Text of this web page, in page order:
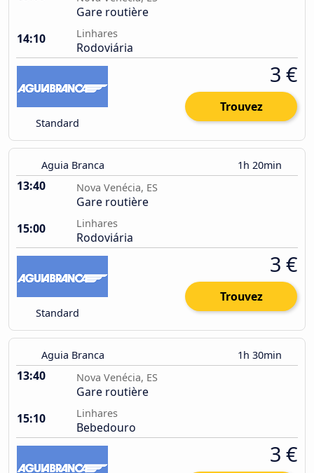
Gare routière
14:10
Linhares
Rodoviária
Standard
3 €
Trouvez
Aguia Branca 1h 20min
13:40 Nova Venécia, ES
Gare routière
15:00
Linhares
Rodoviária
Standard
3 €
Trouvez
Aguia Branca 1h 30min
13:40 Nova Venécia, ES
Gare routière
15:10
Linhares
Bebedouro
3 €